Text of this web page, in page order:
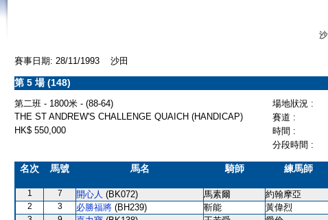
賽事日期: 28/11/1993 沙田
第 5 場 (148)
第二班 - 1800米 - (88-64) 場地狀況 :
THE ST ANDREW'S CHALLENGE QUAICH (HANDICAP)
賽道 :
HK$ 550,000
時間 :
分段時間 :
名次 馬號 馬名 騎師 練馬師
1 7 開心人 (BK072) 馬素爾 約翰摩亞
2
3 必勝福將 (BH239) 靳能 黃偉烈